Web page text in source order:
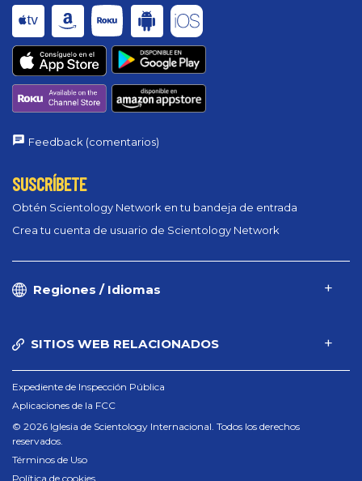
Feedback (comentarios)
SUSCRÍBETE
Obtén Scientology Network en tu bandeja de entrada
Crea tu cuenta de usuario de Scientology Network
Regiones / Idiomas
SITIOS WEB RELACIONADOS
Expediente de Inspección Pública
Aplicaciones de la FCC
© 2026 Iglesia de Scientology Internacional. Todos los derechos
reservados.
Términos de Uso
Política de cookies